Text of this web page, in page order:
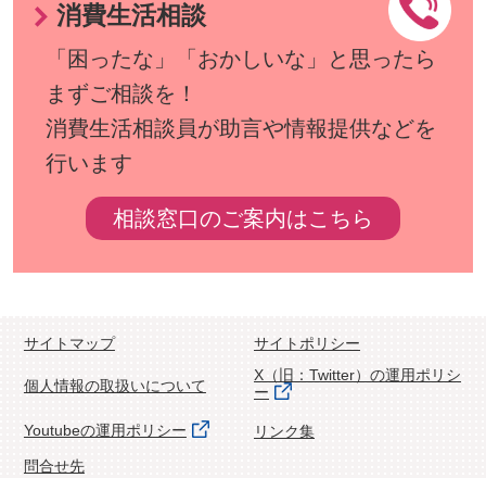
消費生活相談
「困ったな」「おかしいな」と思ったら
まずご相談を！
消費生活相談員が助言や情報提供などを
行います
相談窓口のご案内はこちら
サイトマップ サイトポリシー
個人情報の取扱いについて
X（旧：Twitter）の運用ポリシ
ー
Youtubeの運用ポリシー
リンク集
問合せ先